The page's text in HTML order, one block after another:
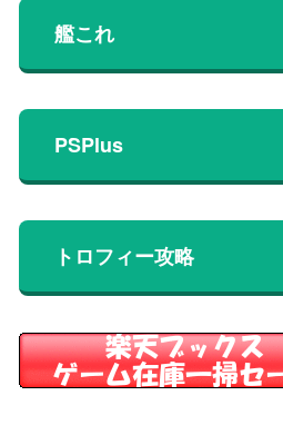
艦これ
PSPlus
トロフィー攻略